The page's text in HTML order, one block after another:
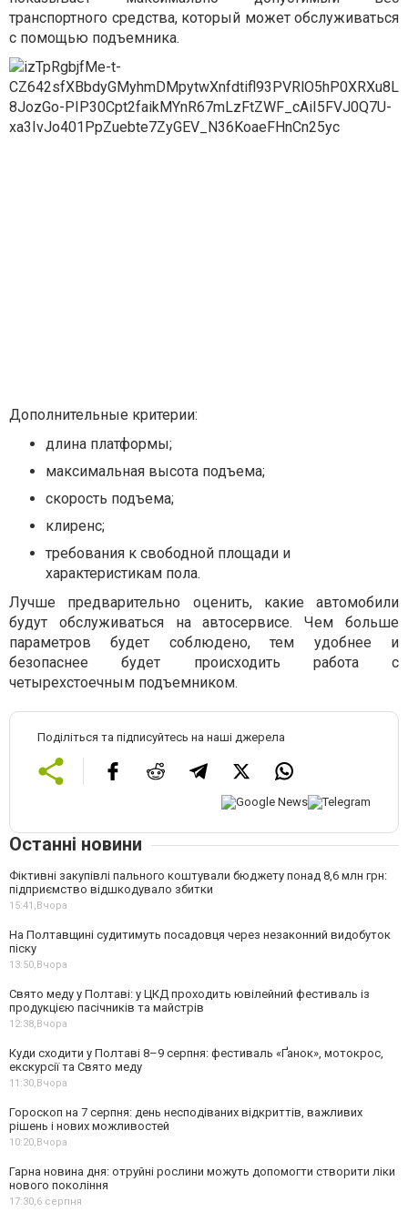
транспортного средства, который может обслуживаться
с помощью подъемника.
Дополнительные критерии:
длина платформы;
максимальная высота подъема;
скорость подъема;
клиренс;
требования к свободной площади и
характеристикам пола.
Лучше предварительно оценить, какие автомобили
будут обслуживаться на автосервисе. Чем больше
параметров будет соблюдено, тем удобнее и
безопаснее будет происходить работа с
четырехстоечным подъемником.
Поділіться та підписуйтесь на наші джерела
Останні новини
Фіктивні закупівлі пального коштували бюджету понад 8,6 млн грн:
підприємство відшкодувало збитки
15:41, Вчора
На Полтавщині судитимуть посадовця через незаконний видобуток
піску
13:50, Вчора
Свято меду у Полтаві: у ЦКД проходить ювілейний фестиваль із
продукцією пасічників та майстрів
12:38, Вчора
Куди сходити у Полтаві 8–9 серпня: фестиваль «Ґанок», мотокрос,
екскурсії та Свято меду
11:30, Вчора
Гороскоп на 7 серпня: день несподіваних відкриттів, важливих
рішень і нових можливостей
10:20, Вчора
Гарна новина дня: отруйні рослини можуть допомогти створити ліки
нового покоління
17:30, 6 серпня